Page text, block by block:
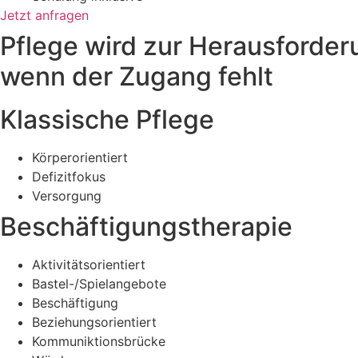
Jetzt anfragen
Pflege wird zur
wenn der Zugang fehlt
Klassische Pflege
Körperorientiert
Defizitfokus
Versorgung
Beschäftigungstherapie
Aktivitätsorientiert
Bastel-/Spielangebote
Beschäftigung
Beziehungsorientiert
Kommuniktionsbrücke